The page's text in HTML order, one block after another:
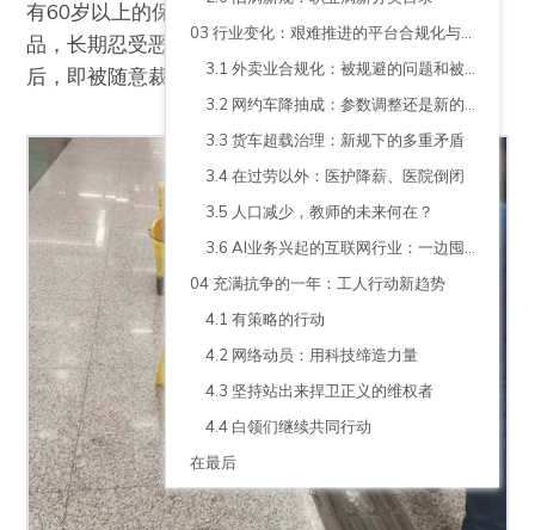
有60岁以上的保洁员。这些高龄劳动者如同即弃消耗
品，长期忍受恶劣劳动条件，却在同事发生致命意外
后，即被随意裁员。
03 行业变化：艰难推进的平台合规化与不再稳固的事业岗位
3.3 货车超载治理：新规下的多重矛盾
3.4 在过劳以外：医护降薪、医院倒闭
3.5 人口减少，教师的未来何在？
04 充满抗争的一年：工人行动新趋势
4.1 有策略的行动
4.2 网络动员：用科技缔造力量
4.3 坚持站出来捍卫正义的维权者
4.4 白领们继续共同行动
在最后